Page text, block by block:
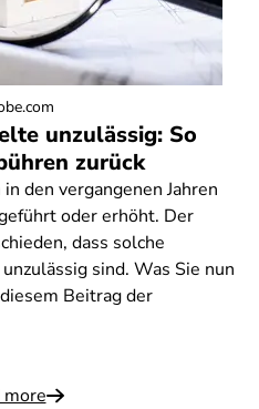
unzulässig: So
zurück
den vergangenen Jahren
oder erhöht. Der
dass solche
sind. Was Sie nun
Beitrag der
more